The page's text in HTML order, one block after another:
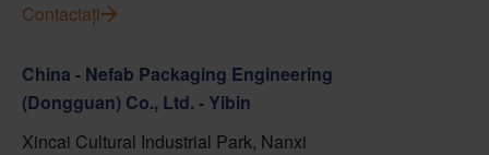
Contactați
China - Nefab Packaging Engineering
(Dongguan) Co., Ltd. - Yibin
Xincai Cultural Industrial Park, Nanxi